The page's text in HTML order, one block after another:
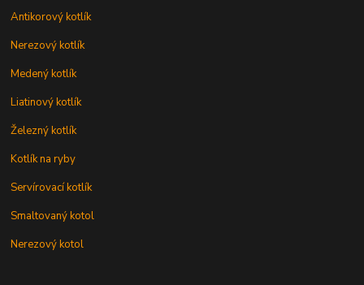
Antikorový kotlík
Nerezový kotlík
Medený kotlík
Liatinový kotlík
Železný kotlík
Kotlík na ryby
Servírovací kotlík
Smaltovaný kotol
Nerezový kotol